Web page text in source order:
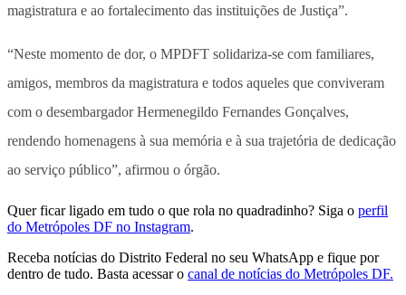
magistratura e ao fortalecimento das instituições de Justiça”.
“Neste momento de dor, o MPDFT solidariza-se com familiares,
amigos, membros da magistratura e todos aqueles que conviveram
com o desembargador Hermenegildo Fernandes Gonçalves,
rendendo homenagens à sua memória e à sua trajetória de dedicação
ao serviço público”, afirmou o órgão.
Quer ficar ligado em tudo o que rola no quadradinho? Siga o perfil
do Metrópoles DF no Instagram.
Receba notícias do Distrito Federal no seu WhatsApp e fique por
dentro de tudo. Basta acessar o canal de notícias do Metrópoles DF.